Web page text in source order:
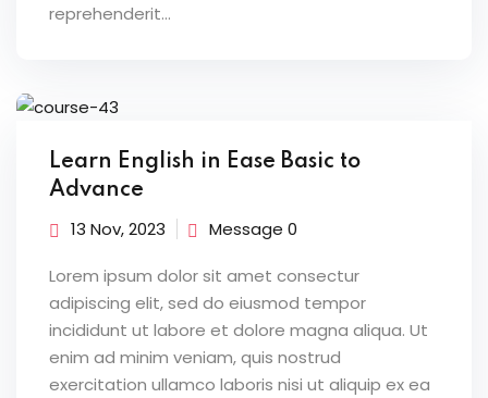
reprehenderit...
Learn English in Ease Basic to
Advance
13 Nov, 2023 Message 0
Lorem ipsum dolor sit amet consectur
adipiscing elit, sed do eiusmod tempor
incididunt ut labore et dolore magna aliqua. Ut
enim ad minim veniam, quis nostrud
exercitation ullamco laboris nisi ut aliquip ex ea